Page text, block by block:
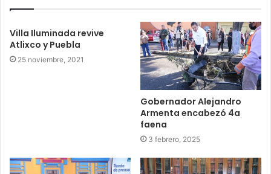
Villa Iluminada revive
Atlixco y Puebla
25 noviembre, 2021
Gobernador Alejandro
Armenta encabezó 4a
faena
3 febrero, 2025